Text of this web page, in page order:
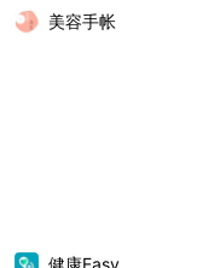
美容手帐
健康Easy